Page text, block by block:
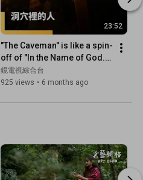
23:52
"The Caveman" is like a spin-
off of "In the Name of God."
The Providence Church
continues to grow...
鏡電視綜合台
925 views • 6 months ago